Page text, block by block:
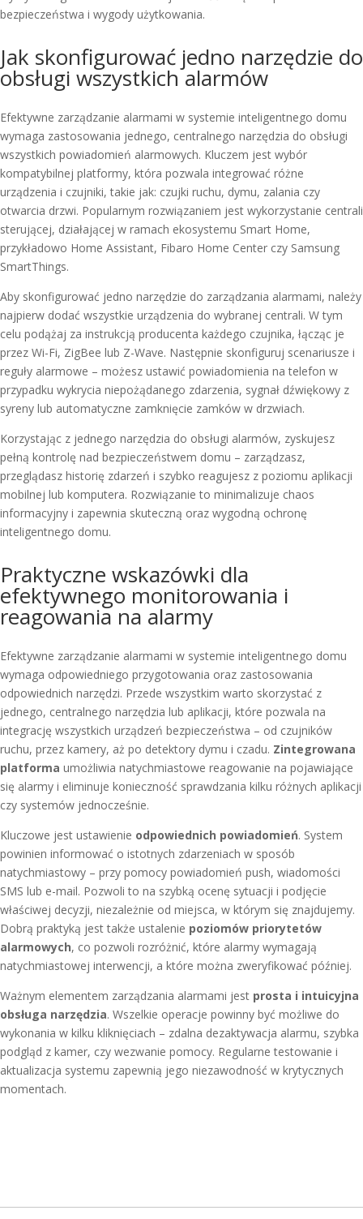
bezpieczeństwa i wygody użytkowania.
Jak skonfigurować jedno narzędzie do
obsługi wszystkich alarmów
Efektywne zarządzanie alarmami w systemie inteligentnego domu
wymaga zastosowania jednego, centralnego narzędzia do obsługi
wszystkich powiadomień alarmowych. Kluczem jest wybór
kompatybilnej platformy, która pozwala integrować różne
urządzenia i czujniki, takie jak: czujki ruchu, dymu, zalania czy
otwarcia drzwi. Popularnym rozwiązaniem jest wykorzystanie centrali
sterującej, działającej w ramach ekosystemu Smart Home,
przykładowo Home Assistant, Fibaro Home Center czy Samsung
SmartThings.
Aby skonfigurować jedno narzędzie do zarządzania alarmami, należy
najpierw dodać wszystkie urządzenia do wybranej centrali. W tym
celu podążaj za instrukcją producenta każdego czujnika, łącząc je
przez Wi-Fi, ZigBee lub Z-Wave. Następnie skonfiguruj scenariusze i
reguły alarmowe – możesz ustawić powiadomienia na telefon w
przypadku wykrycia niepożądanego zdarzenia, sygnał dźwiękowy z
syreny lub automatyczne zamknięcie zamków w drzwiach.
Korzystając z jednego narzędzia do obsługi alarmów, zyskujesz
pełną kontrolę nad bezpieczeństwem domu – zarządzasz,
przeglądasz historię zdarzeń i szybko reagujesz z poziomu aplikacji
mobilnej lub komputera. Rozwiązanie to minimalizuje chaos
informacyjny i zapewnia skuteczną oraz wygodną ochronę
inteligentnego domu.
Praktyczne wskazówki dla
efektywnego monitorowania i
reagowania na alarmy
Efektywne zarządzanie alarmami w systemie inteligentnego domu
wymaga odpowiedniego przygotowania oraz zastosowania
odpowiednich narzędzi. Przede wszystkim warto skorzystać z
jednego, centralnego narzędzia lub aplikacji, które pozwala na
integrację wszystkich urządzeń bezpieczeństwa – od czujników
ruchu, przez kamery, aż po detektory dymu i czadu. Zintegrowana
platforma umożliwia natychmiastowe reagowanie na pojawiające
się alarmy i eliminuje konieczność sprawdzania kilku różnych aplikacji
czy systemów jednocześnie.
Kluczowe jest ustawienie odpowiednich powiadomień. System
powinien informować o istotnych zdarzeniach w sposób
natychmiastowy – przy pomocy powiadomień push, wiadomości
SMS lub e-mail. Pozwoli to na szybką ocenę sytuacji i podjęcie
właściwej decyzji, niezależnie od miejsca, w którym się znajdujemy.
Dobrą praktyką jest także ustalenie poziomów priorytetów
alarmowych, co pozwoli rozróżnić, które alarmy wymagają
natychmiastowej interwencji, a które można zweryfikować później.
Ważnym elementem zarządzania alarmami jest prosta i intuicyjna
obsługa narzędzia. Wszelkie operacje powinny być możliwe do
wykonania w kilku kliknięciach – zdalna dezaktywacja alarmu, szybka
podgląd z kamer, czy wezwanie pomocy. Regularne testowanie i
aktualizacja systemu zapewnią jego niezawodność w krytycznych
momentach.